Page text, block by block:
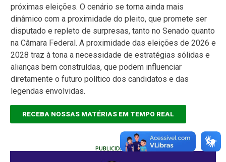
próximas eleições. O cenário se torna ainda mais
dinâmico com a proximidade do pleito, que promete ser
disputado e repleto de surpresas, tanto no Senado quanto
na Câmara Federal. A proximidade das eleições de 2026 e
2028 traz à tona a necessidade de estratégias sólidas e
alianças bem construídas, que podem influenciar
diretamente o futuro político dos candidatos e das
legendas envolvidas.
RECEBA NOSSAS MATÉRIAS EM TEMPO REAL
PUBLICIDADE